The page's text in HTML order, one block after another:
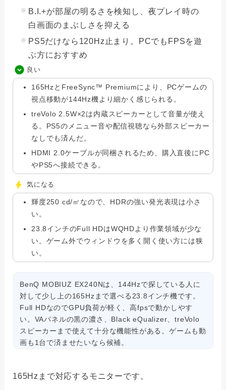
B.I.+が部屋の明るさを検知し、夜プレイ時の
白画面のまぶしさを抑える
PS5だけなら120Hz止まり。PCでもFPSを遊
ぶ方におすすめ
良い
165HzとFreeSync™ Premiumにより、PCゲームの
視点移動が144Hz機より細かく感じられる。
treVolo 2.5W×2は内蔵スピーカーとして音量が使え
る。PS5のメニュー音や配信視聴なら外部スピーカー
なしでも済んだ。
HDMI 2.0ケーブルが同梱されるため、購入直後にPC
やPS5へ接続できる。
気になる
輝度250 cd/㎡なので、HDRの強い発光表現は小さ
い。
23.8インチのFull HDはWQHDより作業領域が少な
い。ゲーム外でウィンドウを多く開く使い方には狭
い。
BenQ MOBIUZ EX240Nは、144Hzで探している人に
対して少し上の165Hzまで選べる23.8インチ機です。
Full HDなのでGPU負荷が軽く、高fpsで動かしやす
い。VAパネルの黒の濃さ、Black eQualizer、treVolo
スピーカーまで使えて十分な機能性がある。ゲームも動
画も1台で済ませたいなら候補。
165Hzまで対応するモニターです。